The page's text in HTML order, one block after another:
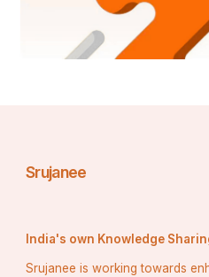
Srujanee
India's own Knowledge
Srujanee is working towards